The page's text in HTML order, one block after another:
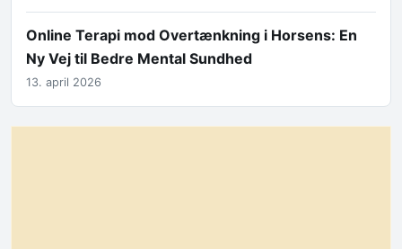
Online Terapi mod Overtænkning i Horsens: En
Ny Vej til Bedre Mental Sundhed
13. april 2026